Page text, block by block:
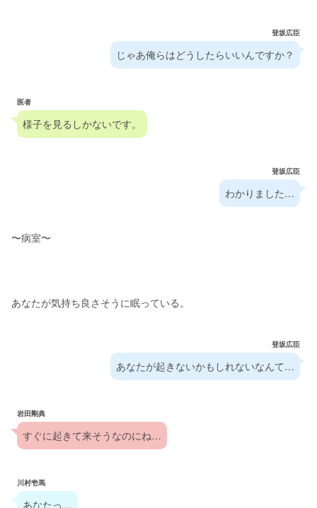
登坂広臣
じゃあ俺らはどうしたらいいんですか？
医者
様子を見るしかないです。
登坂広臣
わかりました…
〜病室〜
あなたが気持ち良さそうに眠っている。
登坂広臣
あなたが起きないかもしれないなんて…
岩田剛典
すぐに起きて来そうなのにね…
川村壱馬
あなたっ…